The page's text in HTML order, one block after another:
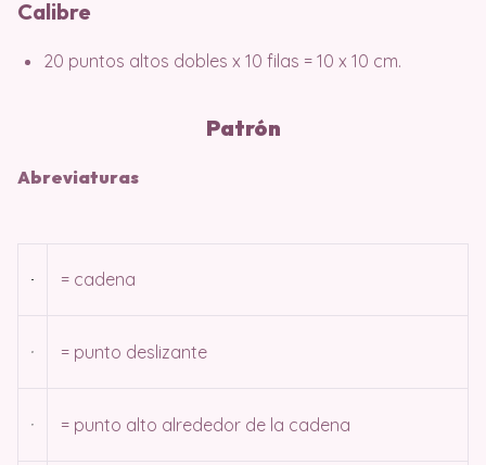
Calibre
20 puntos altos dobles x 10 filas = 10 x 10 cm.
Patrón
Abreviaturas
= cadena
= punto deslizante
= punto alto alrededor de la cadena